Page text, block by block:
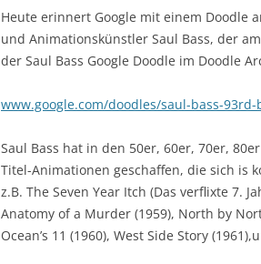
Heute erinnert Google mit einem Doodle
und Animationskünstler Saul Bass, der
der Saul Bass Google Doodle im Doodle
www.google.com/doodles/saul-bass-
Saul Bass hat in den 50er, 60er, 70er,
Titel-Animationen geschaffen, die sich is
z.B. The Seven Year Itch (Das verflixte 7.
Anatomy of a Murder (1959), North by
Ocean’s 11 (1960), West Side Story